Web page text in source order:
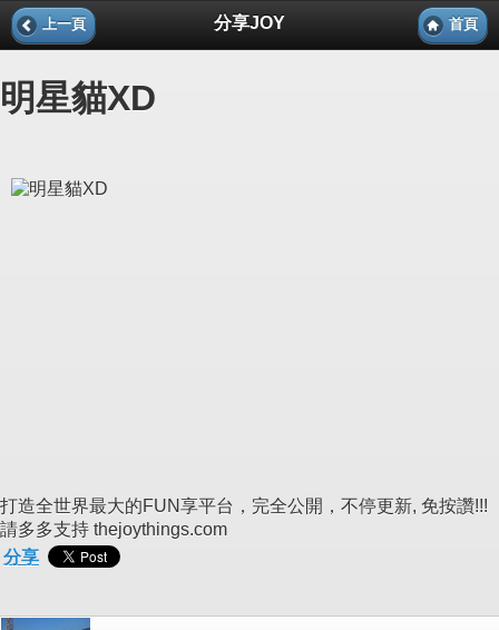
上一頁 分享JOY 首頁
明星貓XD
打造全世界最大的FUN享平台，完全公開，不停更新, 免按讚!!!
請多多支持 thejoythings.com
分享